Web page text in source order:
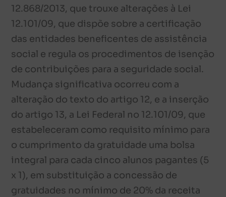
12.868/2013, que trouxe alterações à Lei
12.101/09, que dispõe sobre a certificação
das entidades beneficentes de assistência
social e regula os procedimentos de isenção
de contribuições para a seguridade social.
Mudança significativa ocorreu com a
alteração do texto do artigo 12, e a inserção
do artigo 13, a Lei Federal no 12.101/09, que
estabeleceram como requisito mínimo para
o cumprimento da gratuidade uma bolsa
integral para cada cinco alunos pagantes (5
x 1), em substituição a concessão de
gratuidades no mínimo de 20% da receita